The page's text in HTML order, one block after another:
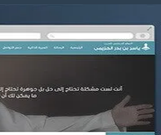
موقع ياسر